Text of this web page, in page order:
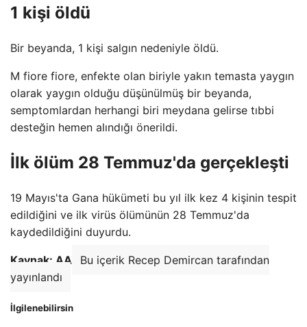
1 kişi öldü
Bir beyanda, 1 kişi salgın nedeniyle öldü.
M fiore fiore, enfekte olan biriyle yakın temasta yaygın
olarak yaygın olduğu düşünülmüş bir beyanda,
semptomlardan herhangi biri meydana gelirse tıbbi
desteğin hemen alındığı önerildi.
İlk ölüm 28 Temmuz'da gerçekleşti
19 Mayıs'ta Gana hükümeti bu yıl ilk kez 4 kişinin tespit
edildiğini ve ilk virüs ölümünün 28 Temmuz'da
kaydedildiğini duyurdu.
Kaynak: AA
Bu içerik Recep Demircan tarafından
yayınlandı
İlgilenebilirsin